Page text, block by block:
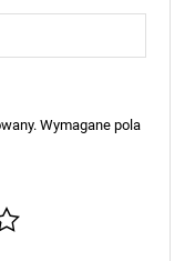
Wymagane pola